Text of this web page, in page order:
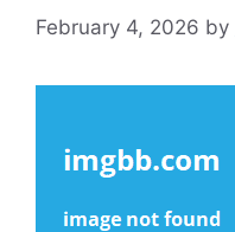
February 4, 2026 by